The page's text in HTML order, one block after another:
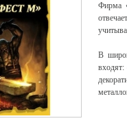
Фирма
В
входят: